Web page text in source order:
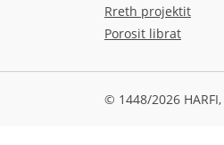
Rreth projektit
Porosit librat
© 1448/2026 HARFI,